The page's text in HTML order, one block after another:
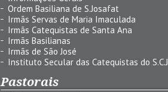
Ordem Basiliana de S.Josafat
Irmãs Servas de Maria Imaculada
Irmãs Catequistas de Santa Ana
Irmãs Basilianas
Irmãs de São José
Instituto Secular das Catequistas do S.C.J
Pastorais